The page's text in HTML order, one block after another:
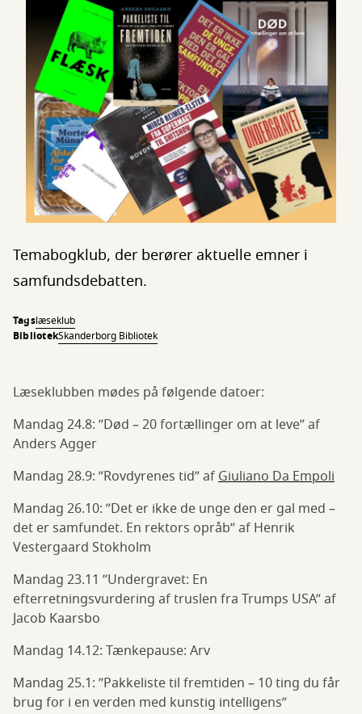
Temabogklub, der berører aktuelle emner i
samfundsdebatten.
Tagslæseklub
BibliotekSkanderborg Bibliotek
Læseklubben mødes på følgende datoer:
Mandag 24.8: ”Død – 20 fortællinger om at leve” af
Anders Agger
Mandag 28.9: ”Rovdyrenes tid” afGiuliano Da Empoli
Mandag 26.10: ”Det er ikke de unge den er gal med –
det er samfundet. En rektors opråb” af Henrik
Vestergaard Stokholm
Mandag 23.11 ”Undergravet: En
efterretningsvurdering af truslen fra Trumps USA” af
Jacob Kaarsbo
Mandag 14.12: Tænkepause: Arv
Mandag 25.1: ”Pakkeliste til fremtiden – 10 ting du får
brug for i en verden med kunstig intelligens”